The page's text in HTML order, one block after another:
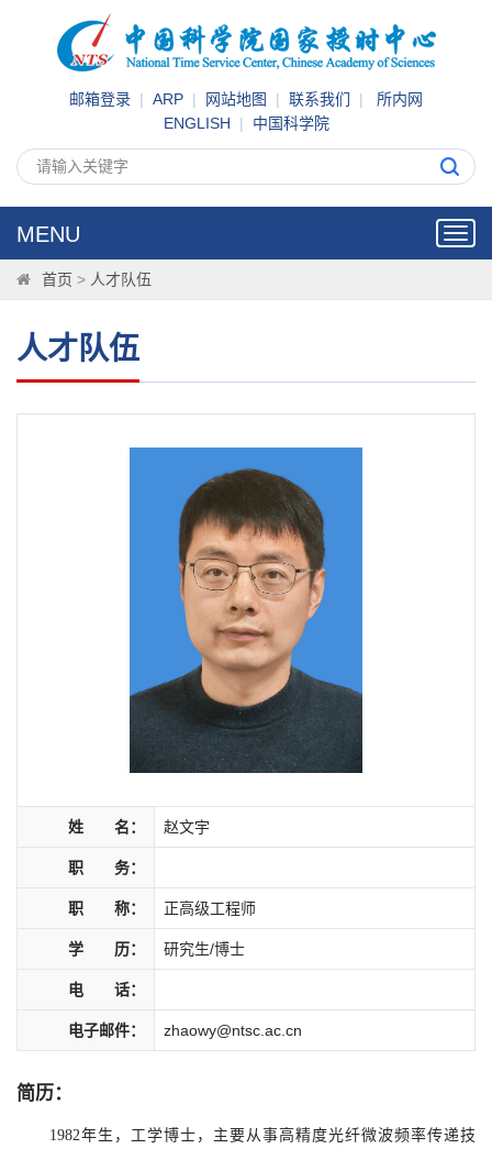
邮箱登录 | ARP | 网站地图 | 联系我们 | 所内网
ENGLISH | 中国科学院
MENU
首页 > 人才队伍
人才队伍
姓 名： 赵文宇
职 务：
职 称： 正高级工程师
学 历： 研究生/博士
电 话：
电子邮件： zhaowy@ntsc.ac.cn
简历：
1982年生，工学博士，主要从事高精度光纤微波频率传递技